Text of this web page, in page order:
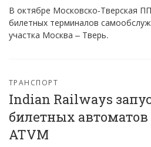
В октябре Московско-Тверская
билетных терминалов
участка Москва – Тверь.
ТРАНСПОРТ
Indian Railways
билетных автоматов
ATVM